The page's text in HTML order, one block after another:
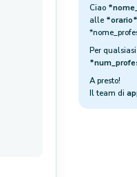
Ciao
alle *orario*
Per
A presto!
Il team di